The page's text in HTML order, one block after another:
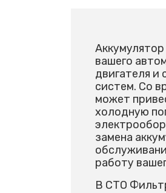
вашего
двигателя и
систем. Со
может
холодную
замена
работу
В СТО